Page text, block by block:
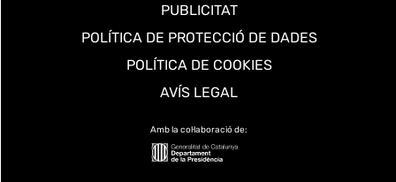
PUBLICITAT
POLÍTICA DE PROTECCIÓ DE DADES
POLÍTICA DE COOKIES
AVÍS LEGAL
Amb la col·laboració de: